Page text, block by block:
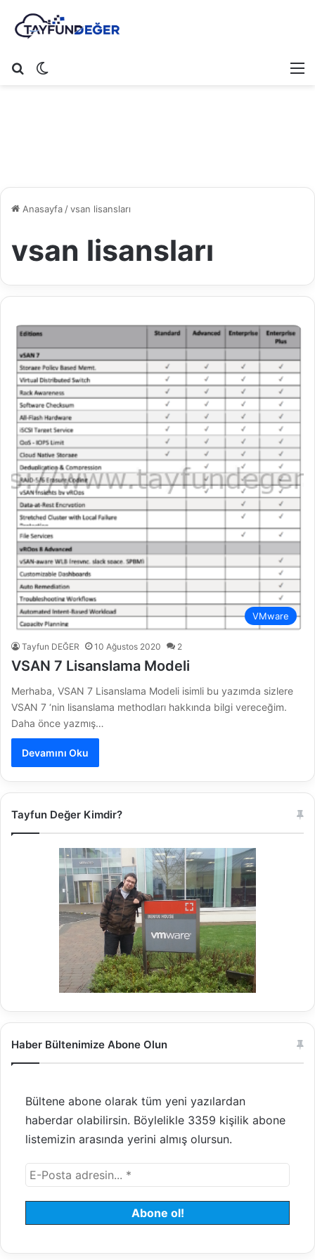
Arama yap ...
Anasayfa/vsan lisansları
vsan lisansları
VMware
Tayfun DEĞER 10 Ağustos 2020 2
VSAN 7 Lisanslama Modeli
Merhaba, VSAN 7 Lisanslama Modeli isimli bu yazımda sizlere
VSAN 7 ‘nin lisanslama methodları hakkında bilgi vereceğim.
Daha önce yazmış…
Devamını Oku
Tayfun Değer Kimdir?
Haber Bültenimize Abone Olun
Bültene abone olarak tüm yeni yazılardan
haberdar olabilirsin. Böylelikle 3359 kişilik abone
listemizin arasında yerini almış olursun.